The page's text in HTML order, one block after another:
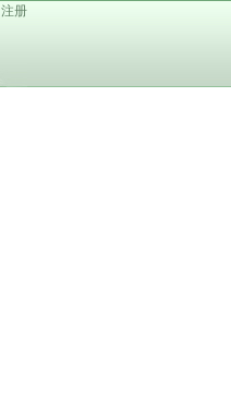
注册